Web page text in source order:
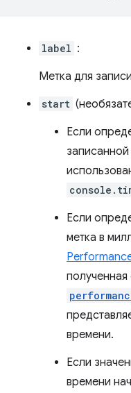
label :
Метка для
start
Если
Если
метка в
времени.
Если
времени